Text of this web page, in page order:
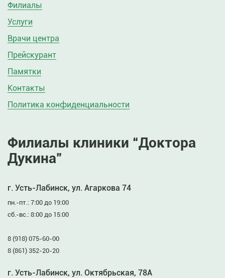
Филиалы
Услуги
Врачи центра
Прейскурант
Памятки
Контакты
Политика конфиденциальности
Филиалы клиники “Доктора
Дукина”
г. Усть-Лабинск, ул. Агаркова 74
пн.-пт.: 7:00 до 19:00
сб.-вс.: 8:00 до 15:00
8 (918) 075-60-00
8 (861) 352-20-20
г. Усть-Лабинск, ул. Октябрьская, 78А